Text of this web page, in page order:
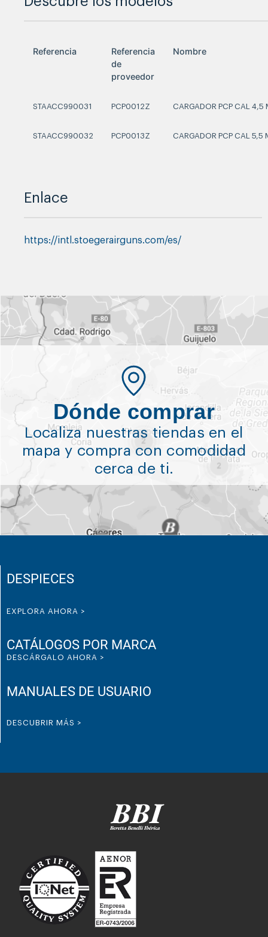
Referencia
Referencia
de
proveedor
Nombre
STAACC990031 PCP0012Z CARGADOR PCP CAL 4,5
STAACC990032 PCP0013Z CARGADOR PCP CAL 5,5
Enlace
https://intl.stoegerairguns.com/es/
Dónde comprar
Localiza nuestras tiendas en el
mapa y compra con comodidad
cerca de ti.
DESPIECES
EXPLORA AHORA >
CATÁLOGOS POR MARCA
DESCÁRGALO AHORA >
MANUALES DE USUARIO
DESCUBRIR MÁS >